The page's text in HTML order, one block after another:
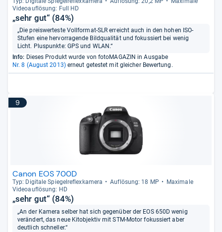
Videoauf­lö­sung: Full HD
„sehr gut“ (84%)
„Die preiswerteste Vollformat-SLR erreicht auch in den hohen ISO-
Stufen eine hervorragende Bildqualität und fokussiert bei wenig
Licht. Pluspunkte: GPS und WLAN.“
Info: Dieses Produkt wurde von fotoMAGAZIN in Ausgabe
Nr. 8 (August 2013)erneut getestet mit gleicher Bewertung.
9
Canon EOS 700D
Typ: Digi­tale Spie­gel­re­flex­ka­mera Auf­lö­sung: 18 MP
Maxi­male
Videoauf­lö­sung: HD
„sehr gut“ (84%)
„An der Kamera selber hat sich gegenüber der EOS 650D wenig
verändert, das neue Kitobjektiv mit STM-Motor fokussiert aber
deutlich schneller.“